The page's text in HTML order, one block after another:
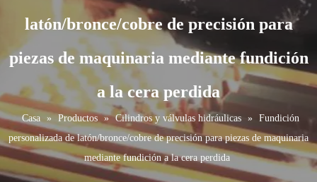
latón/bronce/cobre de precisión para
piezas de maquinaria mediante fundición
a la cera perdida
Casa » Productos » Cilindros y válvulas hidráulicas » Fundición
personalizada de latón/bronce/cobre de precisión para piezas de maquinaria
mediante fundición a la cera perdida